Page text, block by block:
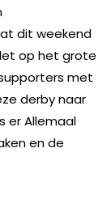
dit weekend
op het grote
met
derby naar
er Allemaal
en de